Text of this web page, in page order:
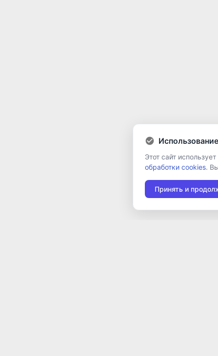
Этот сайт
обработки cookies.
Принять и